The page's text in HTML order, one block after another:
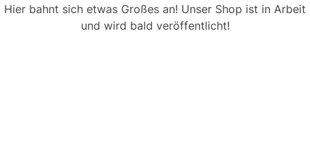
Hier bahnt sich etwas Großes an! Unser Shop ist in Arbeit
und wird bald veröffentlicht!